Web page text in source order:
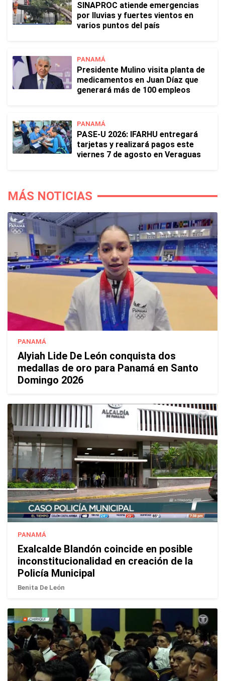
SINAPROC atiende emergencias
por lluvias y fuertes vientos en
varios puntos del país
PANAMÁ
Presidente Mulino visita planta de
medicamentos en Juan Díaz que
generará más de 100 empleos
PANAMÁ
PASE-U 2026: IFARHU entregará
tarjetas y realizará pagos este
viernes 7 de agosto en Veraguas
MÁS NOTICIAS
PANAMÁ
Alyiah Lide De León conquista dos
medallas de oro para Panamá en Santo
Domingo 2026
PANAMÁ
Exalcalde Blandón coincide en posible
inconstitucionalidad en creación de la
Policía Municipal
Benita De León